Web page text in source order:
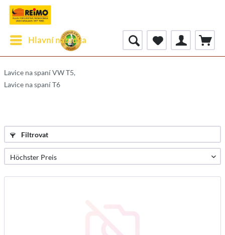
Hlavní nabídka
Lavice na spaní VW T5,
Lavice na spaní T6
Filtrovat